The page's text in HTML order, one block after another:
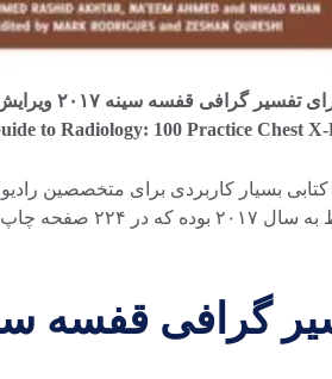
to Radiology: 100 Practice Chest
بسیار کاربردی برای متخصصین
کرده است. اولین